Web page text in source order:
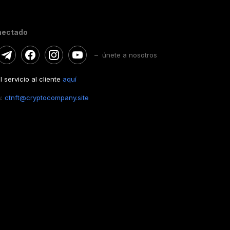
– únete a nosotros
servicio al cliente aquí
ctnft@cryptocompany.site